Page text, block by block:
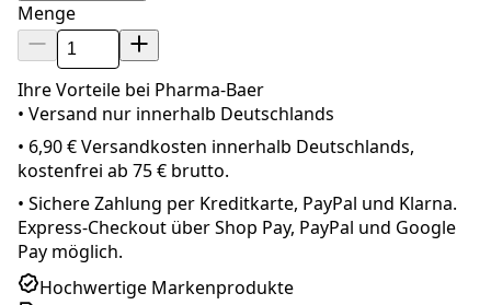
Menge
Ihre Vorteile bei Pharma-Baer
• Versand nur innerhalb Deutschlands
• 6,90 € Versandkosten innerhalb Deutschlands,
kostenfrei ab 75 € brutto.
• Sichere Zahlung per Kreditkarte, PayPal und Klarna.
Express-Checkout über Shop Pay, PayPal und Google
Pay möglich.
Hochwertige Markenprodukte